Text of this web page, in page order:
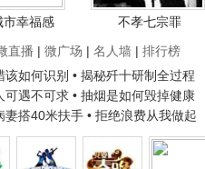
市幸福感
不孝七宗罪
直播 | 微广场 | 名人墙 | 排行榜
该如何识别 • 揭秘歼十研制全过程
可遇不可求 • 抽烟是如何毁掉健康
妻搭40米扶手 • 拒绝浪费从我做起